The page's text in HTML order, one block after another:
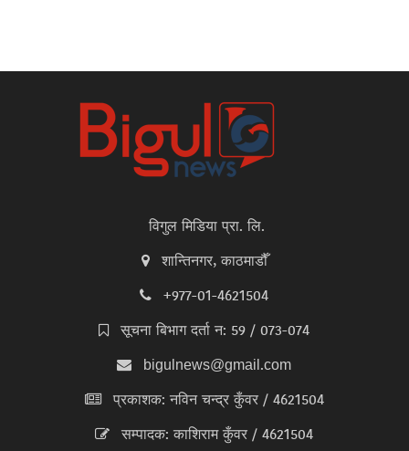
विगुल मिडिया प्रा. लि.
शान्तिनगर, काठमाडौँ
+977-01-4621504
सूचना बिभाग दर्ता न: 59 / 073-074
bigulnews@gmail.com
प्रकाशक: नविन चन्द्र कुँवर / 4621504
सम्पादक: काशिराम कुँवर / 4621504